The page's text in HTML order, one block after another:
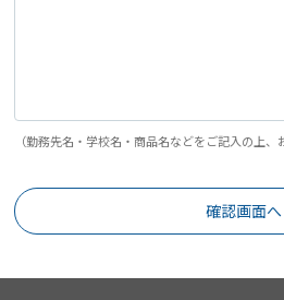
（勤務先名・学校名・商品名などをご記入の上、